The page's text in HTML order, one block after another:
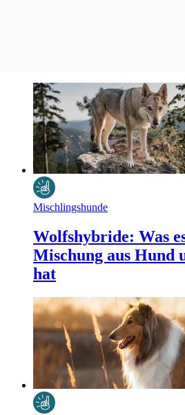
Mischlingshunde
Wolfshybride: Was
Mischung aus Hund
hat